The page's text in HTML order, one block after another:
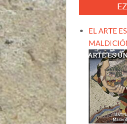
EL ARTE